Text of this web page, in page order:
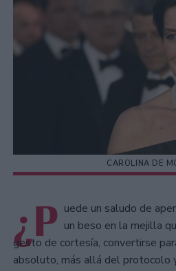
CAROLINA DE
¿P uede un saludo de
un beso en la mejilla
gesto de cortesía, convertirse
absoluto, más allá del protocolo